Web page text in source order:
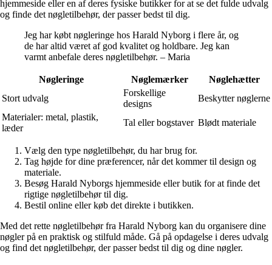
hjemmeside eller en af deres fysiske butikker for at se det fulde udvalg
og finde det nøgletilbehør, der passer bedst til dig.
Jeg har købt nøgleringe hos Harald Nyborg i flere år, og
de har altid været af god kvalitet og holdbare. Jeg kan
varmt anbefale deres nøgletilbehør. – Maria
Nøgleringe Nøglemærker
Nøglehætter
Stort udvalg
Forskellige
designs
Beskytter nøglerne
Materialer: metal, plastik,
læder
Tal eller bogstaver Blødt materiale
Vælg den type nøgletilbehør, du har brug for.
Tag højde for dine præferencer, når det kommer til design og
materiale.
Besøg Harald Nyborgs hjemmeside eller butik for at finde det
rigtige nøgletilbehør til dig.
Bestil online eller køb det direkte i butikken.
Med det rette nøgletilbehør fra Harald Nyborg kan du organisere dine
nøgler på en praktisk og stilfuld måde. Gå på opdagelse i deres udvalg
og find det nøgletilbehør, der passer bedst til dig og dine nøgler.